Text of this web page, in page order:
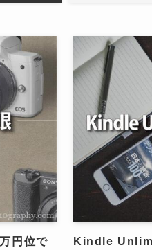
円位で
Kindle